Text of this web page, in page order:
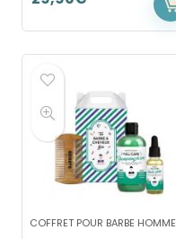
COFFRET POUR BARBE HOMME